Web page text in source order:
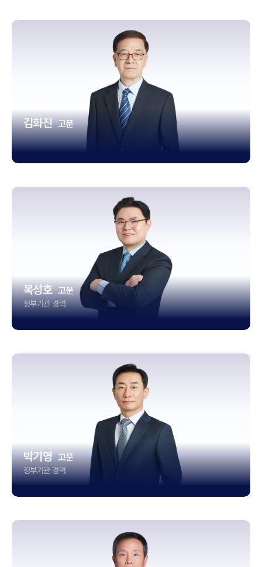
김화진 고문
목성호 고문
정부기관 경력
박기영 고문
정부기관 경력